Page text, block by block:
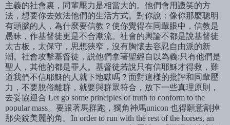
主義的社會裏，同輩壓力是相當大的。他們會用譏笑的方
法，想要你去效法他們的生活方式。對你說：像你那麼聰明
有頭腦的人，為什麼要信教？使你覺得在同輩眼中，信教是
愚昧，作基督徒更是不合潮流。社會的輿論不都是說基督徒
太古板，太保守，思想狹窄，沒有胸懷去容忍自由派的新
潮。社會攻擊基督徒，説他們拿著聖經自以為義: 只有他們是
聖人，其他的都是罪人。基督徒若說只有信耶穌才得救，難
道我們不信耶穌的人就下地獄嗎？面對這様的批評和同輩壓
力，不要脫俗離群，就要與群眾符合，放下一些真理原則，
去妥協迎合 Let go some principles of truth to conform to the
popular mass。 要跟著馬群跑，獨角神馬unicon 也得願意割掉
那尖銳美麗的角。 In order to run with the rest of the horses, an